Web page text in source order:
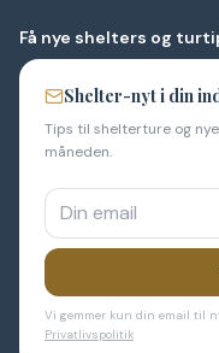
Få nye shelters og
Shelter-nyt i din
Tips til shelterture og
måneden.
Vi gemmer kun din email til
Privatlivspolitik